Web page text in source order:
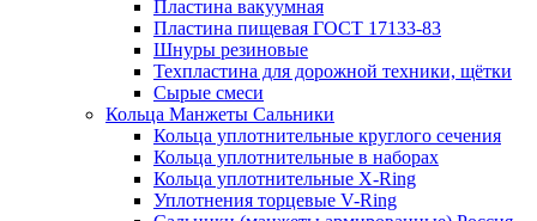
Пластина вакуумная
Пластина пищевая ГОСТ 17133-83
Шнуры резиновые
Техпластина для дорожной техники, щётки
Сырые смеси
Кольца Манжеты Сальники
Кольца уплотнительные круглого сечения
Кольца уплотнительные в наборах
Кольца уплотнительные Х-Ring
Уплотнения торцевые V-Ring